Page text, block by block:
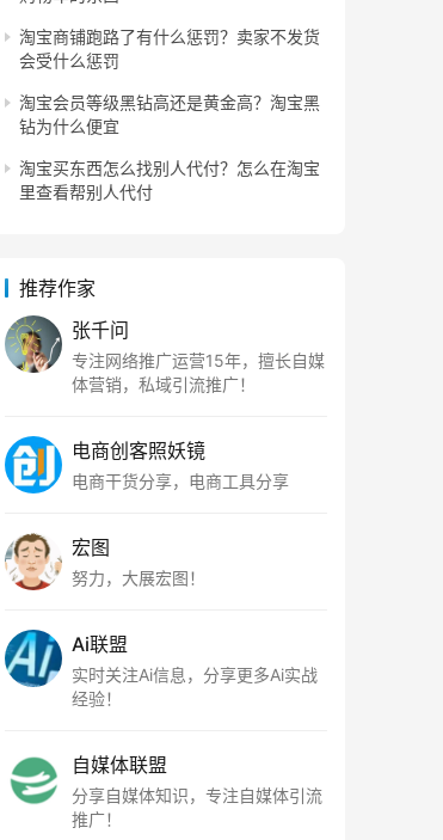
淘宝商铺跑路了有什么惩罚？卖家不发货
会受什么惩罚
淘宝会员等级黑钻高还是黄金高？淘宝黑
钻为什么便宜
淘宝买东西怎么找别人代付？怎么在淘宝
里查看帮别人代付
推荐作家
张千问
专注网络推广运营15年，擅长自媒
体营销，私域引流推广！
电商创客照妖镜
电商干货分享，电商工具分享
宏图
努力，大展宏图！
Ai联盟
实时关注Ai信息，分享更多Ai实战
经验！
自媒体联盟
分享自媒体知识，专注自媒体引流
推广！